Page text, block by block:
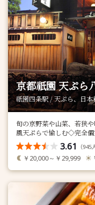
京都祇園 天ぷら
祇園四条駅 / 天ぷら、日本
旬の京野菜や山菜、若狭
風天ぷらで愉しむ◇完全
3.61 （945
￥20,000～￥29,999